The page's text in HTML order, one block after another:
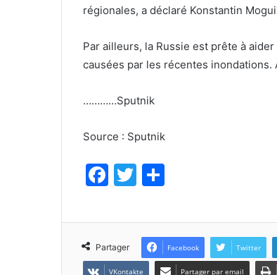
régionales, a déclaré Konstantin
Par ailleurs, la Russie est prête à
causées par les récentes
…………Sputnik
Source : Sputnik
F
c
e
b
T
itt
er
ta
g
er
Partager Facebook Twitter
VKontakte Partager par email